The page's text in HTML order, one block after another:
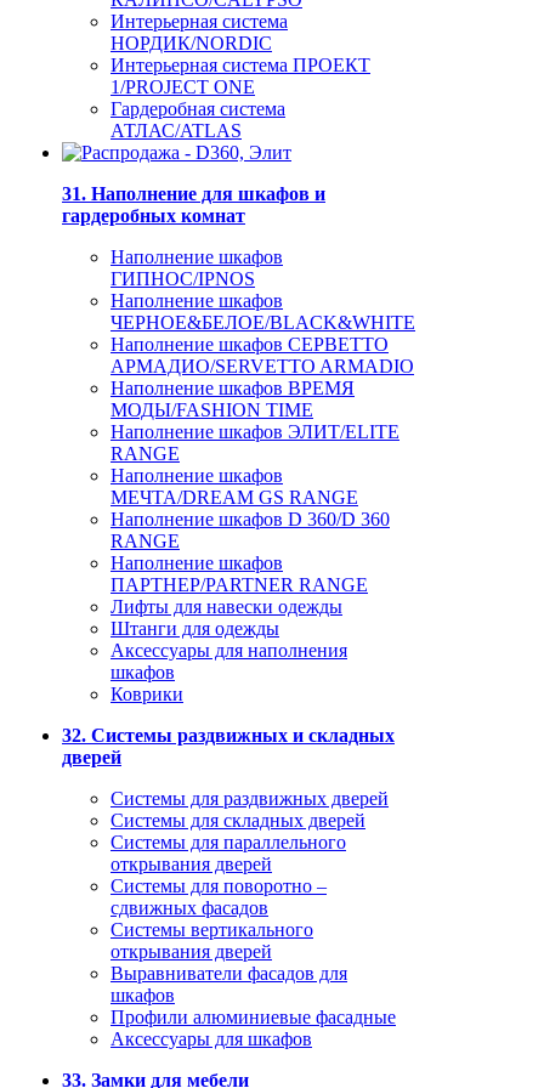
Интерьерная система
НОРДИК/NORDIC
Интерьерная система ПРОЕКТ
1/PROJECT ONE
Гардеробная система
АТЛАС/ATLAS
31. Наполнение для шкафов и
гардеробных комнат
Наполнение шкафов
ГИПНОС/IPNOS
Наполнение шкафов
ЧЕРНОЕ&БЕЛОЕ/BLACK&WHITE
Наполнение шкафов СЕРВЕТТО
АРМАДИО/SERVETTO ARMADIO
Наполнение шкафов ВРЕМЯ
МОДЫ/FASHION TIME
Наполнение шкафов ЭЛИТ/ELITE
RANGE
Наполнение шкафов
МЕЧТА/DREAM GS RANGE
Наполнение шкафов D 360/D 360
RANGE
Наполнение шкафов
ПАРТНЕР/PARTNER RANGE
Лифты для навески одежды
Штанги для одежды
Аксессуары для наполнения
шкафов
Коврики
32. Системы раздвижных и складных
дверей
Системы для раздвижных дверей
Системы для складных дверей
Системы для параллельного
открывания дверей
Системы для поворотно –
сдвижных фасадов
Системы вертикального
открывания дверей
Выравниватели фасадов для
шкафов
Профили алюминиевые фасадные
Аксессуары для шкафов
33. Замки для мебели